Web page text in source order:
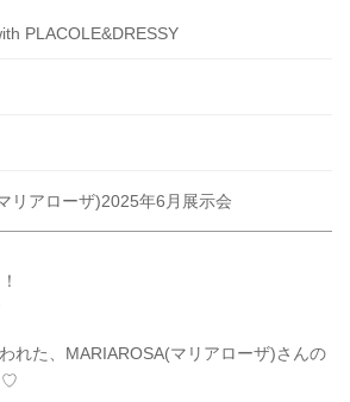
PLACOLE&DRESSY
リアローザ)2025年6月展示会
れた、MARIAROSA(マリアローザ)さんの
♡